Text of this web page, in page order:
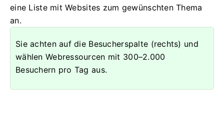
eine Liste mit Websites zum gewünschten Thema
an.
Sie achten auf die Besucherspalte (rechts) und
wählen Webressourcen mit 300–2.000
Besuchern pro Tag aus.